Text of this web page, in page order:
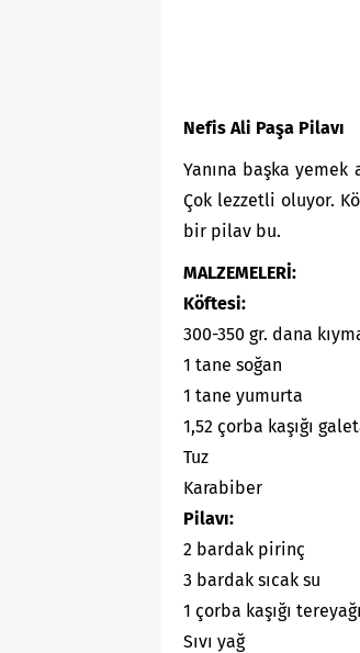
Nefis Ali Paşa Pilavı
Yanına başka
Çok lezzetli oluyor.
bir pilav bu.
MALZEMELERİ:
Köftesi:
300-350 gr. dana
1 tane soğan
1 tane yumurta
1,52 çorba kaşığı
Tuz
Karabiber
Pilavı:
2 bardak pirinç
3 bardak sıcak su
1 çorba kaşığı tereyağı
Sıvı yağ